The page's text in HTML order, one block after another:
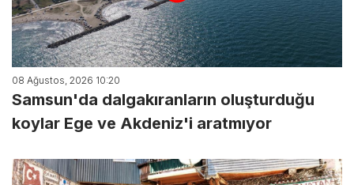
08 Ağustos, 2026 10:20
Samsun'da dalgakıranların oluşturduğu
koylar Ege ve Akdeniz'i aratmıyor